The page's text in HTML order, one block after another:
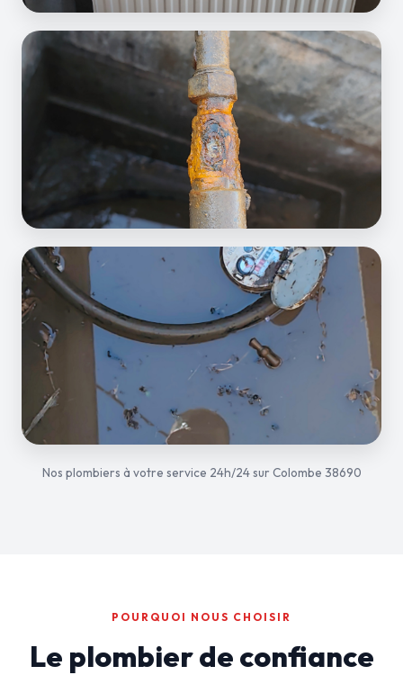
Nos plombiers à votre service 24h/24 sur Colombe 38690
POURQUOI NOUS CHOISIR
Le plombier de confiance